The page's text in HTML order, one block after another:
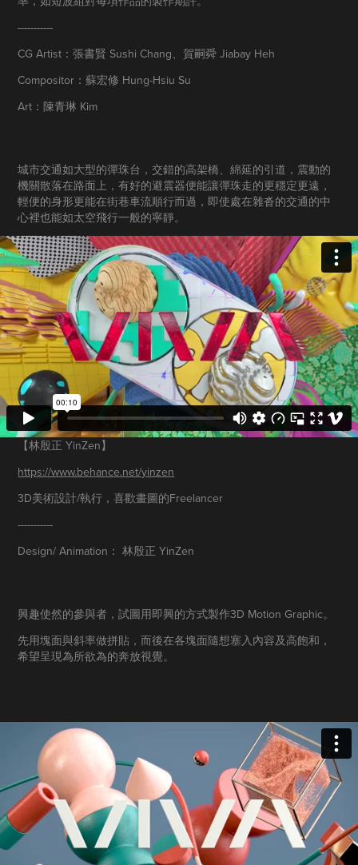
-----------
CG Artist：張書賢 Sushi Chang、賀嗣舜 Jiabay Heh
Compositor：蘇宏修 Hung-Hsiu Su
Art：陳青琳 Kim
城市交通如大型的彈珠台，交錯的高架橋、綿延的引道，震動的
機關散落在路面上，有好的避震器便能讓彈珠走的更穩定更遠，
輕便的身形更能在街巷車流順行而過，即使處在雜沓的交通的中
心裡也能如太空飛行一般的寧靜。
【林殷正 YinZen】
https://www.behance.net/yinzen
3D美術設計/執行，喜歡畫圖的Freelancer
-----------
Design/ Animation：林殷正 YinZen
興趣使然的參與者，試圖用即興的方式製作3D Motion Graphic。
先用塊面與斜率做拼貼，而後在各塊面隨想塞入內容及高飽和，
希望呈現為所欲為的奔放視覺。